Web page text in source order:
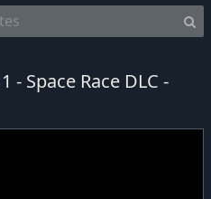
- Space Race DLC -